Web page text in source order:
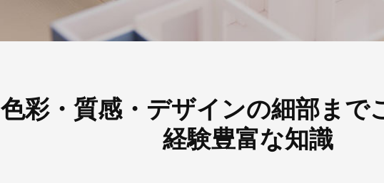
色彩・質感・デザインの細部まで
経験豊富な知識